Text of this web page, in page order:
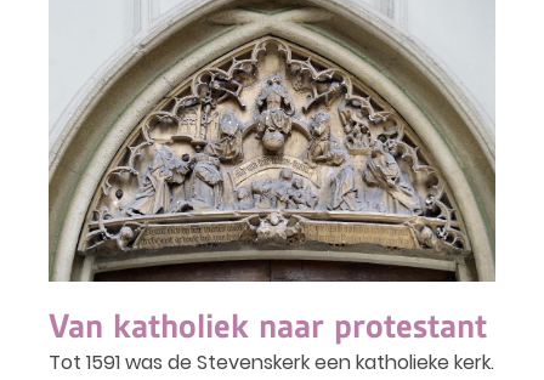
Van katholiek naar protestant
Tot 1591 was de Stevenskerk een katholieke kerk.